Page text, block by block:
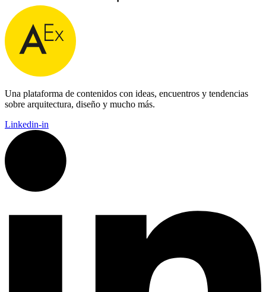
Una plataforma de contenidos con ideas, encuentros y tendencias
sobre arquitectura, diseño y mucho más.
Linkedin-in